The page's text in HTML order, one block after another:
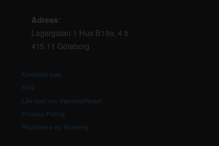
Adress:
Lagergatan 1 Hus B19a, 4 tr
415 11 Göteborg
Kontakta oss
FAQ
Läs mer om Sponsorhuset
Privacy Policy
Registrera ny förening